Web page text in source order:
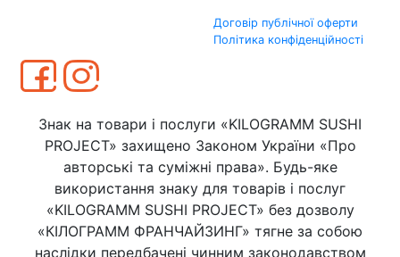
Договір публічної оферти
Політика конфіденційності
Знак на товари і послуги «KILOGRAMM SUSHI
PROJECT» захищено Законом України «Про
авторські та суміжні права». Будь-яке
використання знаку для товарів і послуг
«KILOGRAMM SUSHI PROJECT» без дозволу
«КІЛОГРАММ ФРАНЧАЙЗИНГ» тягне за собою
наслідки передбачені чинним законодавством